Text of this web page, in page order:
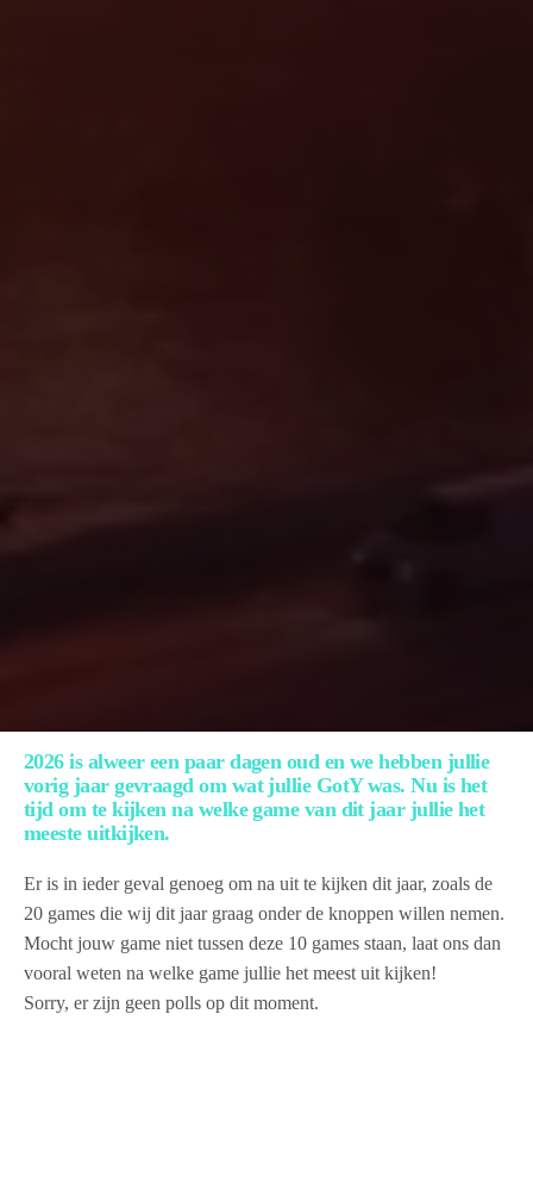
2026 is alweer een paar dagen oud en we hebben jullie
vorig jaar gevraagd om wat jullie GotY was. Nu is het
tijd om te kijken na welke game van dit jaar jullie het
meeste uitkijken.
Er is in ieder geval genoeg om na uit te kijken dit jaar, zoals de
20 games die wij dit jaar graag onder de knoppen willen nemen.
Mocht jouw game niet tussen deze 10 games staan, laat ons dan
vooral weten na welke game jullie het meest uit kijken!
Sorry, er zijn geen polls op dit moment.